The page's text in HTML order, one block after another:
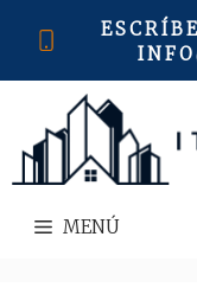
MENÚ